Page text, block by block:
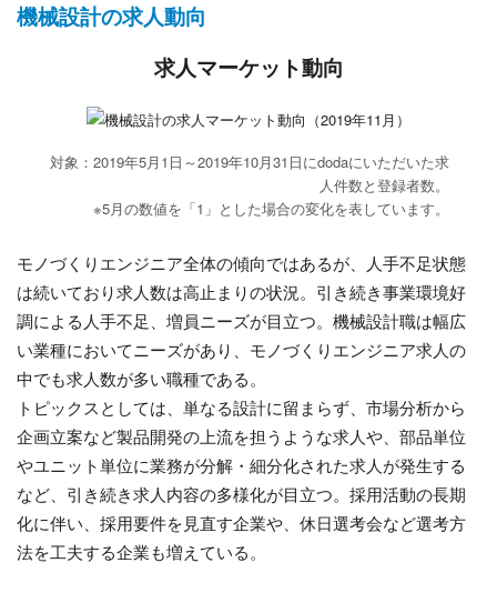
機械設計の求人動向
求人マーケット動向
対象：2019年5月1日～2019年10月31日にdodaにいただいた求
人件数と登録者数。
※5月の数値を「1」とした場合の変化を表しています。
モノづくりエンジニア全体の傾向ではあるが、人手不足状態
は続いており求人数は高止まりの状況。引き続き事業環境好
調による人手不足、増員ニーズが目立つ。機械設計職は幅広
い業種においてニーズがあり、モノづくりエンジニア求人の
中でも求人数が多い職種である。
トピックスとしては、単なる設計に留まらず、市場分析から
企画立案など製品開発の上流を担うような求人や、部品単位
やユニット単位に業務が分解・細分化された求人が発生する
など、引き続き求人内容の多様化が目立つ。採用活動の長期
化に伴い、採用要件を見直す企業や、休日選考会など選考方
法を工夫する企業も増えている。